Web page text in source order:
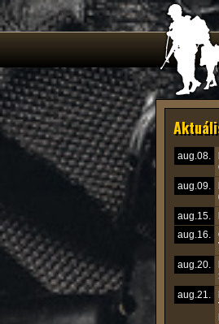
aug.08.
aug.09.
aug.15.
aug.16.
aug.20.
aug.21.